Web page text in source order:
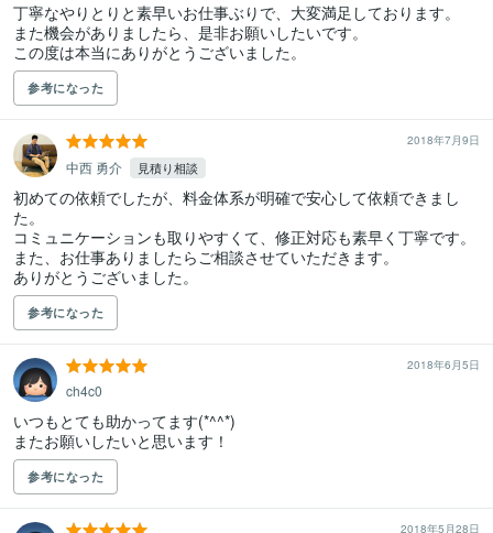
丁寧なやりとりと素早いお仕事ぶりで、大変満足しております。
また機会がありましたら、是非お願いしたいです。
参考になった
2018年7月9日
中西 勇介 見積り相談
初めての依頼でしたが、料金体系が明確で安心して依頼できまし
た。
コミュニケーションも取りやすくて、修正対応も素早く丁寧です。
また、お仕事ありましたらご相談させていただきます。
ありがとうございました。
参考になった
2018年6月5日
ch4c0
いつもとても助かってます(*^^*)
またお願いしたいと思います！
参考になった
2018年5月28日